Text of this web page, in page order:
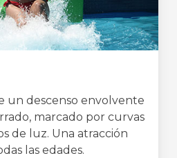
un descenso envolvente
marcado por curvas
de luz. Una atracción
las edades.